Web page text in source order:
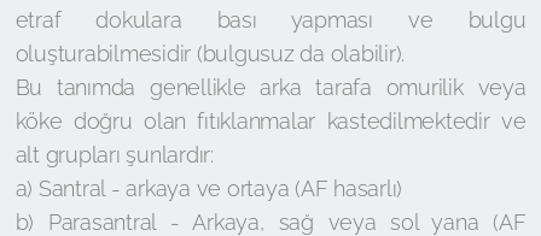
etraf dokulara bası yapması ve bulgu
oluşturabilmesidir (bulgusuz da olabilir).
Bu tanımda genellikle arka tarafa omurilik veya
köke doğru olan fıtıklanmalar kastedilmektedir ve
alt grupları şunlardır:
a) Santral - arkaya ve ortaya (AF hasarlı)
b) Parasantral - Arkaya, sağ veya sol yana (AF